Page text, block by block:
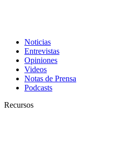
Noticias
Entrevistas
Opiniones
Videos
Notas de Prensa
Podcasts
Recursos